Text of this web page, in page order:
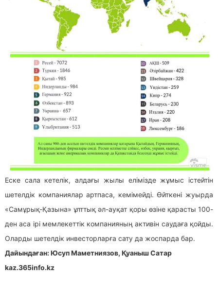
Еске сала кетелік, алдағы жылы елімізде жұмыс істейтін
шетелдік компаниялар артпаса, кемімейді. Өйткені жуырда
«Самұрық-Қазына» ұлттық әл-ауқат қоры өзіне қарасты 100-
ден аса ірі мемлекеттік компанияның активін саудаға қойды.
Оларды шетелдік инвесторларға сату да жоспарда бар.
Дайындаған: Юсуп Маметниязов, Қуаныш Сатар
kaz.365info.kz